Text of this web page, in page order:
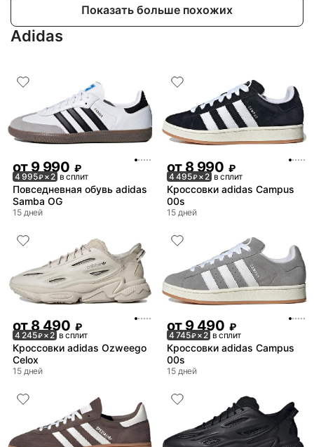
Показать больше похожих
Adidas
от9 990 ₽
4 995₽× 2 в сплит
Повседневная обувь adidas
Samba OG
15 дней
от8 990 ₽
4 495₽× 2 в сплит
Кроссовки adidas Campus
00s
15 дней
от 8 490 ₽
4 245₽× 2 в сплит
Кроссовки adidas Ozweego
Celox
15 дней
от 9 490 ₽
4 745₽× 2 в сплит
Кроссовки adidas Campus
00s
15 дней